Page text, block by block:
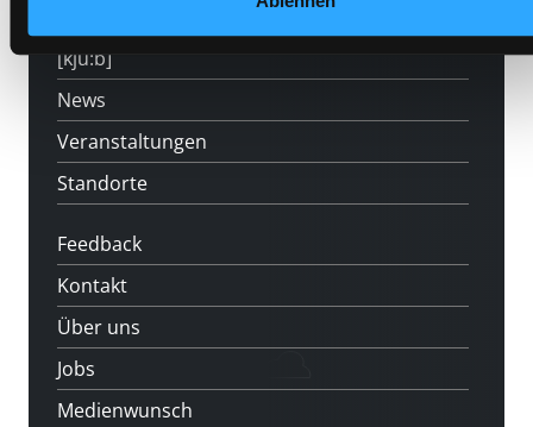
[kju:b]
News
Veranstaltungen
Standorte
Feedback
Kontakt
Über uns
Jobs
Medienwunsch